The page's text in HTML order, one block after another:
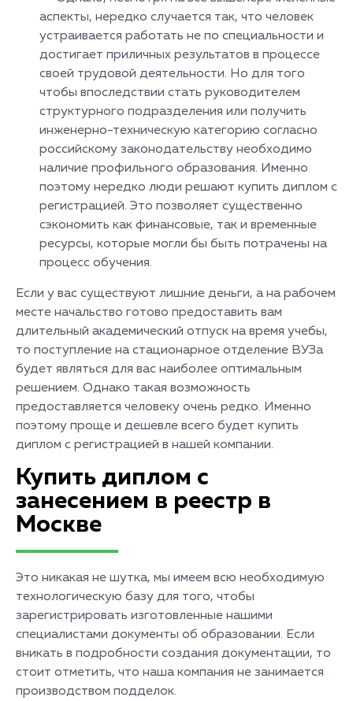
аспекты, нередко случается так, что человек
устраивается работать не по специальности и
достигает приличных результатов в процессе
своей трудовой деятельности. Но для того
чтобы впоследствии стать руководителем
структурного подразделения или получить
инженерно-техническую категорию согласно
российскому законодательству необходимо
наличие профильного образования. Именно
поэтому нередко люди решают купить диплом с
регистрацией. Это позволяет существенно
сэкономить как финансовые, так и временные
ресурсы, которые могли бы быть потрачены на
процесс обучения.
Если у вас существуют лишние деньги, а на рабочем
месте начальство готово предоставить вам
длительный академический отпуск на время учебы,
то поступление на стационарное отделение ВУЗа
будет являться для вас наиболее оптимальным
решением. Однако такая возможность
предоставляется человеку очень редко. Именно
поэтому проще и дешевле всего будет купить
диплом с регистрацией в нашей компании.
Купить диплом с
занесением в реестр в
Москве
Это никакая не шутка, мы имеем всю необходимую
технологическую базу для того, чтобы
зарегистрировать изготовленные нашими
специалистами документы об образовании. Если
вникать в подробности создания документации, то
стоит отметить, что наша компания не занимается
производством подделок.